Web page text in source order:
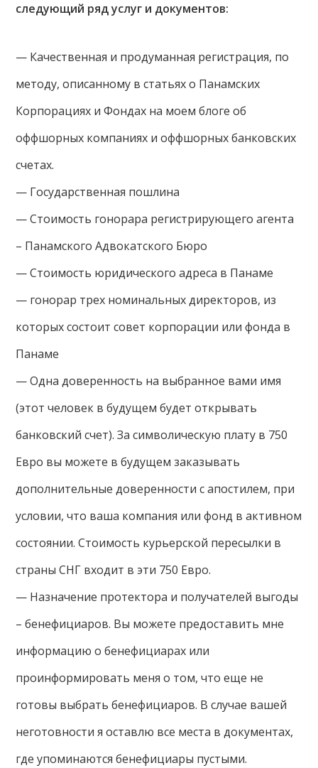
следующий ряд услуг и документов:
— Качественная и продуманная регистрация, по
методу, описанному в статьях о Панамских
Корпорациях и Фондах на моем блоге об
оффшорных компаниях и оффшорных банковских
счетах.
— Государственная пошлина
— Стоимость гонорара регистрирующего агента
– Панамского Адвокатского Бюро
— Стоимость юридического адреса в Панаме
— гонорар трех номинальных директоров, из
которых состоит совет корпорации или фонда в
Панаме
— Одна доверенность на выбранное вами имя
(этот человек в будущем будет открывать
банковский счет). За символическую плату в 750
Евро вы можете в будущем заказывать
дополнительные доверенности с апостилем, при
условии, что ваша компания или фонд в активном
состоянии. Стоимость курьерской пересылки в
страны СНГ входит в эти 750 Евро.
— Назначение протектора и получателей выгоды
– бенефициаров. Вы можете предоставить мне
информацию о бенефициарах или
проинформировать меня о том, что еще не
готовы выбрать бенефициаров. В случае вашей
неготовности я оставлю все места в документах,
где упоминаются бенефициары пустыми.